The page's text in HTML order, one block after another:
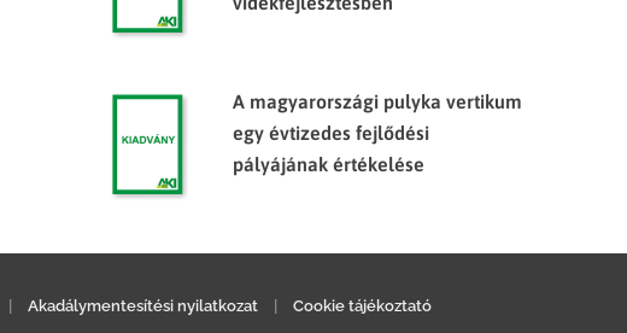
A magyarországi pulyka vertikum
egy évtizedes fejlődési
pályájának értékelése
Akadálymentesítési nyilatkozat Cookie tájékoztató